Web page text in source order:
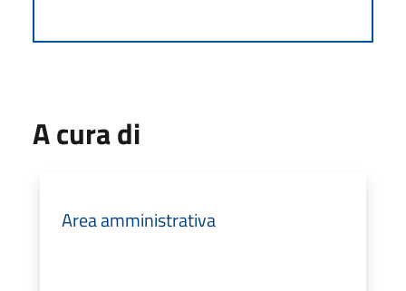
A cura di
Area amministrativa